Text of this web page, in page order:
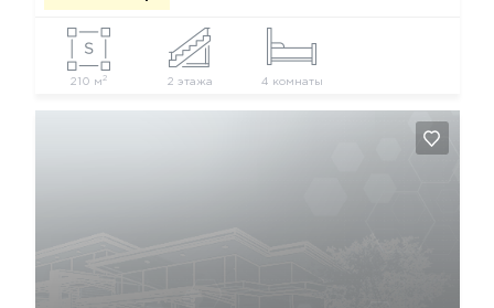
210 м 2 2 этажа 4 комнаты